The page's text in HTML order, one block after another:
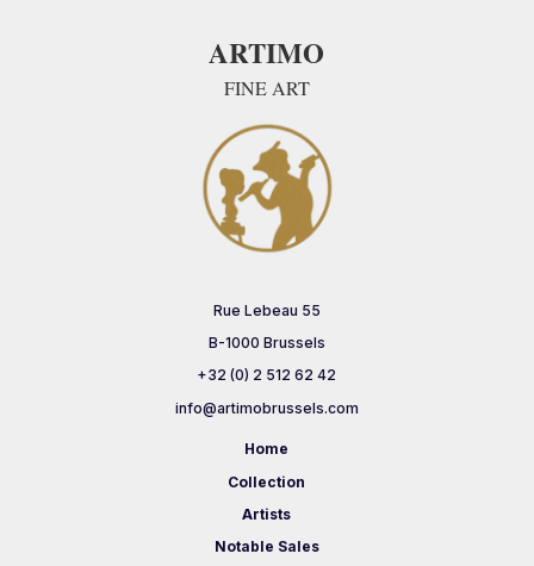
ARTIMO
FINE ART
Rue Lebeau 55
B-1000 Brussels
+32 (0) 2 512 62 42
info@artimobrussels.com
Home
Collection
Artists
Notable Sales